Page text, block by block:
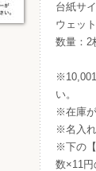
台紙サ
ウェッ
数量：2
い。
※在庫が
※名入れ
※下の
数×11円